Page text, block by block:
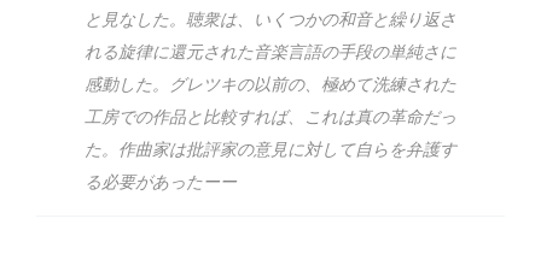
と見なした。聴衆は、いくつかの和音と繰り返さ
れる旋律に還元された音楽言語の手段の単純さに
感動した。グレツキの以前の、極めて洗練された
工房での作品と比較すれば、これは真の革命だっ
た。作曲家は批評家の意見に対して自らを弁護す
る必要があったーー